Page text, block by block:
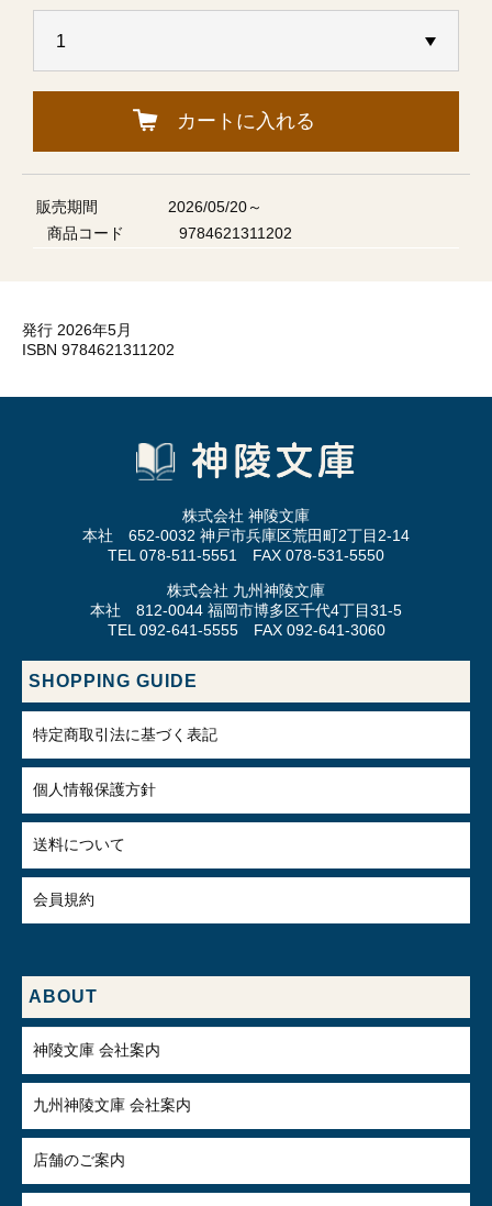
カートに入れる
販売期間
2026/05/20～
商品コード
9784621311202
発行 2026年5月
ISBN 9784621311202
株式会社 神陵文庫
本社 652-0032 神戸市兵庫区荒田町2丁目2-14
TEL 078-511-5551 FAX 078-531-5550
株式会社 九州神陵文庫
本社 812-0044 福岡市博多区千代4丁目31-5
TEL 092-641-5555 FAX 092-641-3060
SHOPPING GUIDE
特定商取引法に基づく表記
個人情報保護方針
送料について
会員規約
ABOUT
神陵文庫 会社案内
九州神陵文庫 会社案内
店舗のご案内